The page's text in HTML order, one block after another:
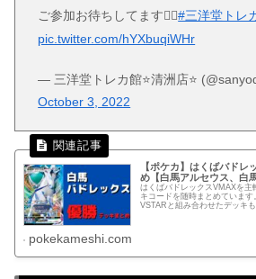
ご参加お待ちしてます🙇‍♂️#三洋堂トレ
pic.twitter.com/hYXbuqiWHr
— 三洋堂トレカ館⭐️清洲店⭐️
October 3, 2022
【ポケカ】はくばバドレ
め【白馬アルセウス、白
はくばバドレックスVMAXを主
キコードを随時まとめていま
VSTARと組み合わせたデッキも
pokekameshi.com